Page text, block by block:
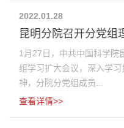
2022.01.28
昆明分院召开分党组
1月27日，中共中国科学院
组学习扩大会议，深入学
神，分院分党组成员...
查看详情>>